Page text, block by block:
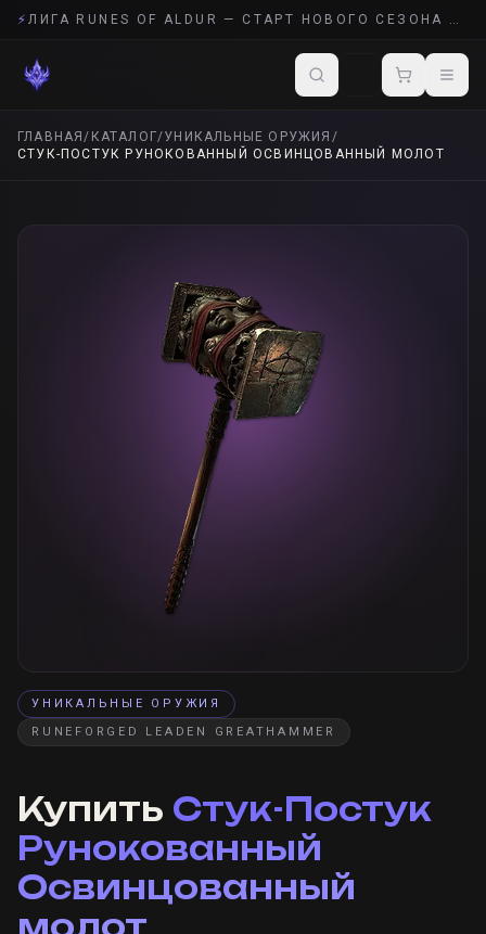
⚡ ЛИГА RUNES OF ALDUR — СТАРТ НОВОГО СЕЗОНА POE 2
ГЛАВНАЯ/ КАТАЛОГ/УНИКАЛЬНЫЕ ОРУЖИЯ /
СТУК-ПОСТУК РУНОКОВАННЫЙ ОСВИНЦОВАННЫЙ МОЛОТ
УНИКАЛЬНЫЕ ОРУЖИЯ
RUNEFORGED LEADEN GREATHAMMER
Купить Стук-Постук
Рунокованный
Освинцованный
молот